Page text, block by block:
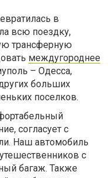
в
всю поездку,
трансферную
междугороднее
– Одесса,
больших
поселков.
согласует с
Наш автомобиль
с
багаж. Также